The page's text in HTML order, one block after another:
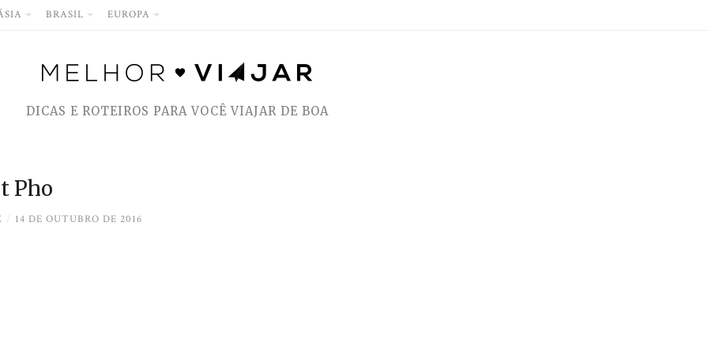
BRASIL EUROPA
DICAS E ROTEIROS PARA VOCÊ VIAJAR DE BOA
Pho
/ 14 DE OUTUBRO DE 2016